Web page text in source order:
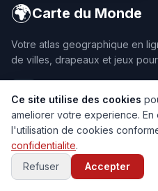
🌍Carte du Monde
Votre atlas geographique en
de villes, drapeaux et jeux
CARTES
Carte du Monde
Satellite
Ce site utilise des cookies
ameliorer votre experience.
l'utilisation de cookies
confidentialite.
Refuser
Accepter